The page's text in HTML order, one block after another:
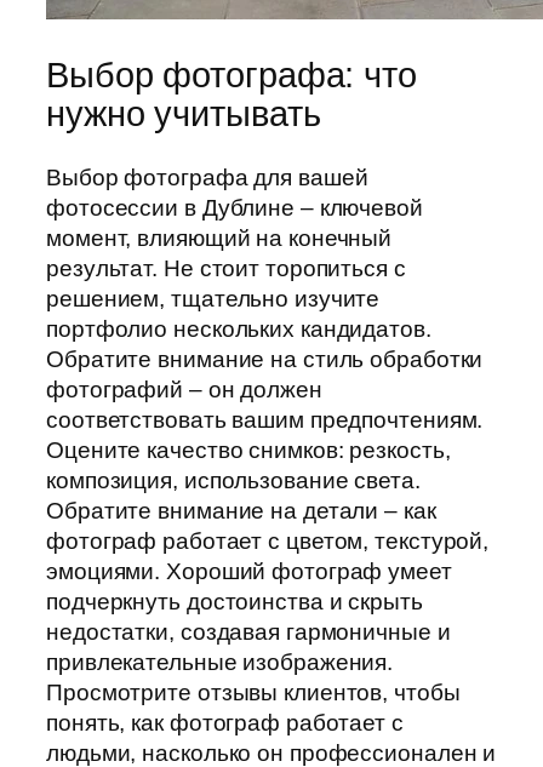
Выбор фотографа: что
нужно учитывать
Выбор фотографа для вашей
фотосессии в Дублине – ключевой
момент, влияющий на конечный
результат. Не стоит торопиться с
решением, тщательно изучите
портфолио нескольких кандидатов.
Обратите внимание на стиль обработки
фотографий – он должен
соответствовать вашим предпочтениям.
Оцените качество снимков: резкость,
композиция, использование света.
Обратите внимание на детали – как
фотограф работает с цветом, текстурой,
эмоциями. Хороший фотограф умеет
подчеркнуть достоинства и скрыть
недостатки, создавая гармоничные и
привлекательные изображения.
Просмотрите отзывы клиентов, чтобы
понять, как фотограф работает с
людьми, насколько он профессионален и